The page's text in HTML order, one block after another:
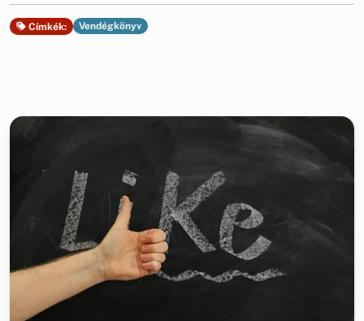
Címkék: Vendégkönyv